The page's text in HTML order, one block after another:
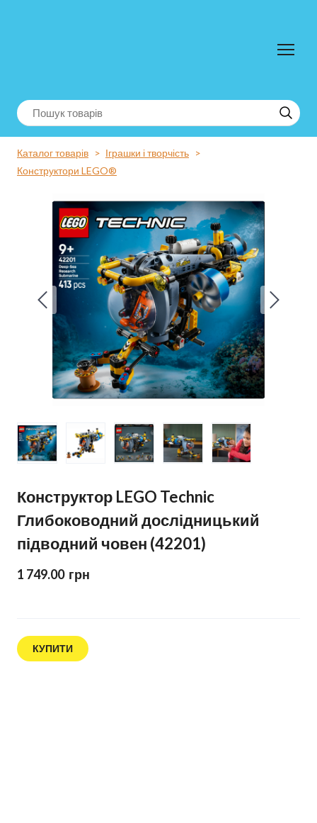
Каталог товарів
Іграшки і творчість
Конструктори LEGO®
Конструктор LEGO Technic
Глибоководний дослідницький
підводний човен (42201)
1 749.00  грн
КУПИТИ